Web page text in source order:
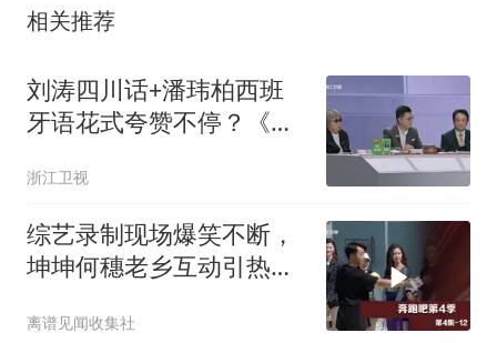
相关推荐
刘涛四川话+潘玮柏西班
牙语花式夸赞不停？《食
身对手，残酷抢位赛正式
开启！
浙江卫视
综艺录制现场爆笑不断，
坤坤何穗老乡互动引热议
离谱见闻收集社